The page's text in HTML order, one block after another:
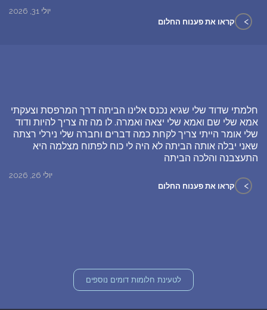
יולי 31, 2026
> קראו את פענוח החלום
חלמתי שדוד שלי שגיא נכנס אלינו הביתה דרך המרפסת וצעקתי
אמא שלי שם ואמא שלי יצאה ואמרה. לו מה זה צריך להיות ודוד
שלי אומר הייתי צריך לקחת כמה דברים וחברה שלי נירלי רצתה
שאני יבלה אותה הביתה לא היה לי כוח לפתוח מצלמה היא
התעצבנה והלכה הביתה
יולי 26, 2026
> קראו את פענוח החלום
לטעינת חלומות דומים נוספים